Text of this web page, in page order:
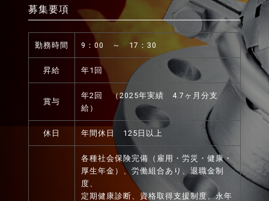
募集要項
勤務時間 9：00 ～ 17：30
昇給 年1回
賞与
年2回 （2025年実績 4.7ヶ月分支
給）
休日 年間休日 125日以上
各種社会保険完備（雇用・労災・健康・
厚生年金）、労働組合あり、退職金制
度、
定期健康診断、資格取得支援制度、永年